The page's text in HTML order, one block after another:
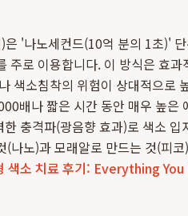
'나노세컨드(10억 분의 1초)'
로 이용합니다. 이 방식은 효
색소침착의 위험이 상대적으로
배나 짧은 시간 동안 매우 높은
충격파(광음향 효과)로 색소 입
나노)과 모래알로 만드는 것(피
색소 치료 후기: Everything